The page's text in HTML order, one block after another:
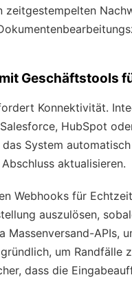
zeitgestempelten
Geschäftstools
Konnektivität.
HubSpot
System
aktualisieren.
Webhooks für
auszulösen,
Massenversand-APIs,
um Randfälle
dass die